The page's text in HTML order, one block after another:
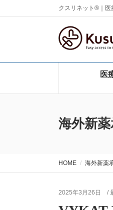
クスリネット®｜医
医
海外新
HOME 海外新薬
2025年3月26日 /